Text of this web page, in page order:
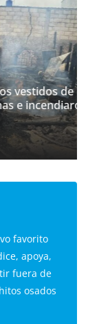
de policías
su
favorito
apoya,
fuera de
osados